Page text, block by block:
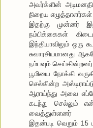
அவர்க்ளின்
நிறைய
இதற்கு முன்னர்
நம்பிக்கைகள்
இந்தியாவிலும் ஒரு
சுவாரசியமானது
நம்பவும்
பூமியை நோக்கி
செல்கின்ற
ஆராய்ந்து அவை
கடந்து செல்லும்
வைத்துள்ளனர்
இதன்படி வெறும் 15